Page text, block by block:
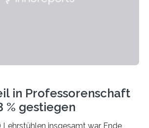
in Professorenschaft
% gestiegen
Lehrstühlen insgesamt war Ende